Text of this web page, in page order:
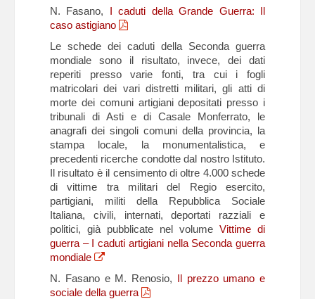
N. Fasano,
I caduti della Grande Guerra: Il
caso astigiano
Le schede dei caduti della Seconda guerra
mondiale sono il risultato, invece, dei dati
reperiti presso varie fonti, tra cui i fogli
matricolari dei vari distretti militari, gli atti di
morte dei comuni artigiani depositati presso i
tribunali di Asti e di Casale Monferrato, le
anagrafi dei singoli comuni della provincia, la
stampa locale, la monumentalistica, e
precedenti ricerche condotte dal nostro Istituto.
Il risultato è il censimento di oltre 4.000 schede
di vittime tra militari del Regio esercito,
partigiani, militi della Repubblica Sociale
Italiana, civili, internati, deportati razziali e
politici, già pubblicate nel volume Vittime di
guerra – I caduti artigiani nella Seconda guerra
mondiale
N. Fasano e M. Renosio, Il prezzo umano e
sociale della guerra